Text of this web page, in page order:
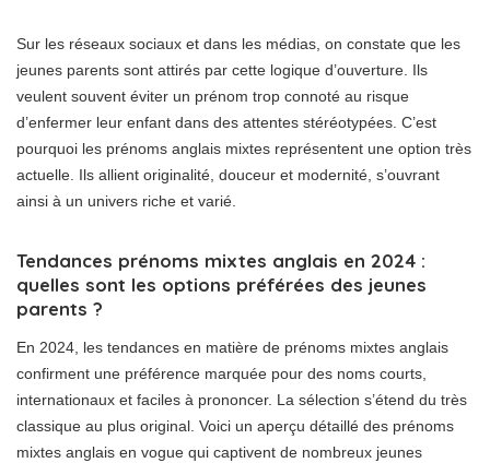
Sur les réseaux sociaux et dans les médias, on constate que les
jeunes parents sont attirés par cette logique d’ouverture. Ils
veulent souvent éviter un prénom trop connoté au risque
d’enfermer leur enfant dans des attentes stéréotypées. C’est
pourquoi les prénoms anglais mixtes représentent une option très
actuelle. Ils allient originalité, douceur et modernité, s’ouvrant
ainsi à un univers riche et varié.
Tendances prénoms mixtes anglais en 2024 :
quelles sont les options préférées des jeunes
parents ?
En 2024, les tendances en matière de prénoms mixtes anglais
confirment une préférence marquée pour des noms courts,
internationaux et faciles à prononcer. La sélection s’étend du très
classique au plus original. Voici un aperçu détaillé des prénoms
mixtes anglais en vogue qui captivent de nombreux jeunes